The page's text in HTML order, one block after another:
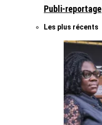
Publi-reportage
Les plus récents